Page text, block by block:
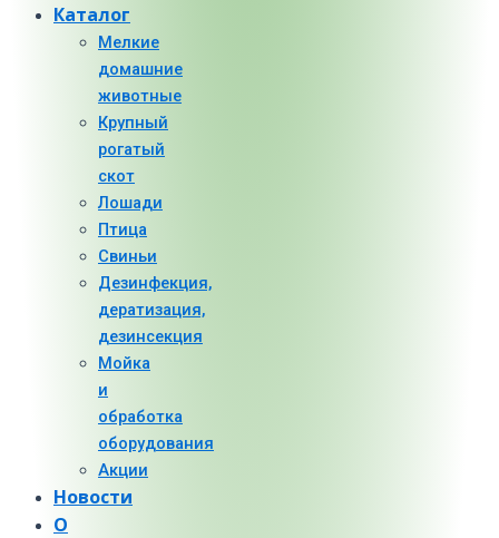
Каталог
Мелкие
домашние
животные
Крупный
рогатый
скот
Лошади
Птица
Свиньи
Дезинфекция,
дератизация,
дезинсекция
Мойка
и
обработка
оборудования
Акции
Новости
О